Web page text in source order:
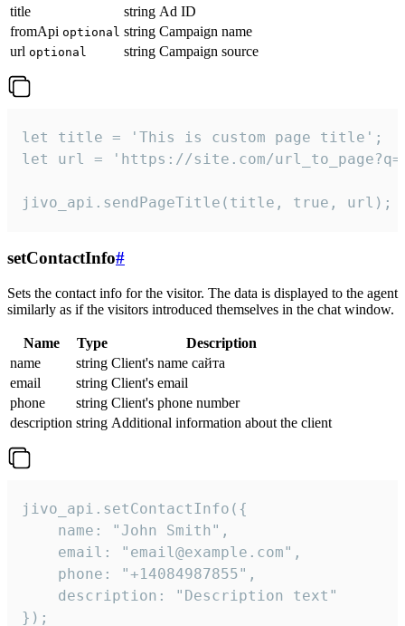
title
string Ad ID
fromApi optional string Campaign name
url optional string Campaign source
let title = 'This is custom page title';
let url = 'https://site.com/
jivo_api.sendPageTitle(title, true, url);
setContactInfo#
Sets the contact info for the visitor. The data is displayed to the agent
similarly as if the visitors introduced themselves in the chat window.
Name Type
Description
name
string Client's name сайта
email
string Client's email
phone
string Client's phone number
description string Additional information about the client
jivo_api.setContactInfo({
    name: "John Smith",
    email: "email@example.com",
    phone: "+14084987855",
    description: "Description text"
});